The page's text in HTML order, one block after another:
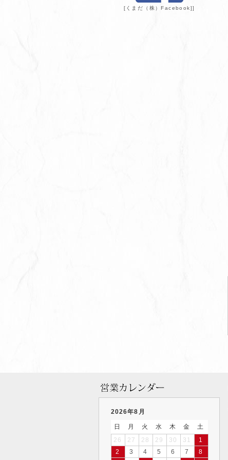
[くまだ（株）Facebook]]
2026年8月
日 月 火 水 木 金
土
26
27 28 29 30 31
1
2
3 4 5 6 7
8